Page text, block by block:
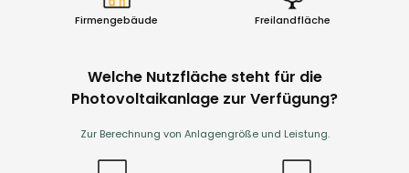
Firmengebäude Freilandfläche
Welche Nutzfläche steht für die
Photovoltaikanlage zur Verfügung?
Zur Berechnung von Anlagengröße und Leistung.